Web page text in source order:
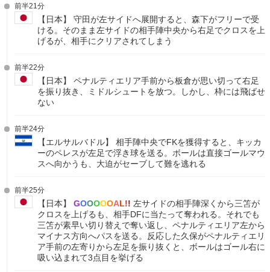
前半21分
【日本】 守田が左サイドへ展開すると、森下がフリーで受
ける。そのまま左サイドの相手陣中央から右足でクロスを上
げるが、相手にクリアされてしまう
前半22分
【日本】 ペナルティエリア手前から板倉が思い切って右足
を振り抜き、ミドルシュートを放つ。しかし、枠には飛ばせ
ない
前半24分
【エルサルバドル】 相手陣中央でFKを獲得すると、キッカ
ーのペレスが左足で浮き球を送る。ボールは直接ゴールマウ
スへ向かうも、大迫がセーブして難を逃れる
前半25分
【日本】 GOOOOOAL!! 左サイドの相手陣深くから三笘が
クロスを上げるも、相手DFに当たって奪われる。それでも
三笘が素早い切り替えで奪い返し、ペナルティエリア左から
マイナス方向へパスを送る。反応した久保がペナルティエリ
ア手前の左寄りから左足を振り抜くと、ボールはゴール右に
吸い込まれて3点目を挙げる